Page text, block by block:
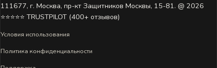
111677, г. Москва, пр-кт Защитников Москвы, 15-81. @ 2026 ㅤ
⭐⭐⭐⭐⭐ TRUSTPILOT (400+ отзывов)
Условия использования
Политика конфиденциальности